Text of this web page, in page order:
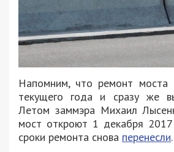
Напомним, что ремонт моста
текущего года и сразу же
Летом заммэра Михаил
мост откроют 1 декабря
сроки ремонта снова перенесли.